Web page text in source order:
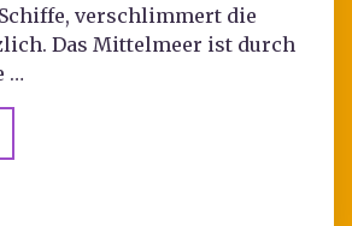
verschlimmert die
Das Mittelmeer ist durch
…